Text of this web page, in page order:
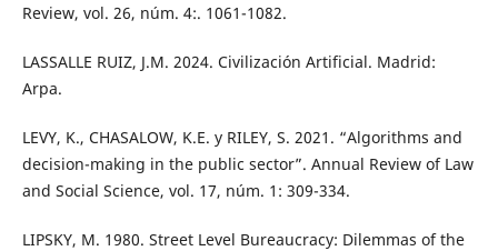
Review, vol. 26, núm. 4:. 1061-1082.
LASSALLE RUIZ, J.M. 2024. Civilización Artificial. Madrid:
Arpa.
LEVY, K., CHASALOW, K.E. y RILEY, S. 2021. “Algorithms and
decision-making in the public sector”. Annual Review of Law
and Social Science, vol. 17, núm. 1: 309-334.
LIPSKY, M. 1980. Street Level Bureaucracy: Dilemmas of the